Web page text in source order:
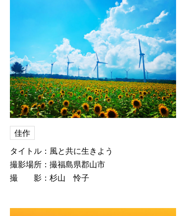
佳作
タイトル：風と共に生きよう
撮影場所：撮福島県郡山市
撮 影：杉山 怜子